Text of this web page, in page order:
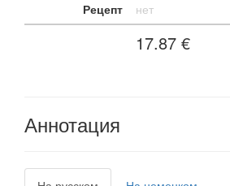
Рецепт
нет
17.87 €
Аннотация